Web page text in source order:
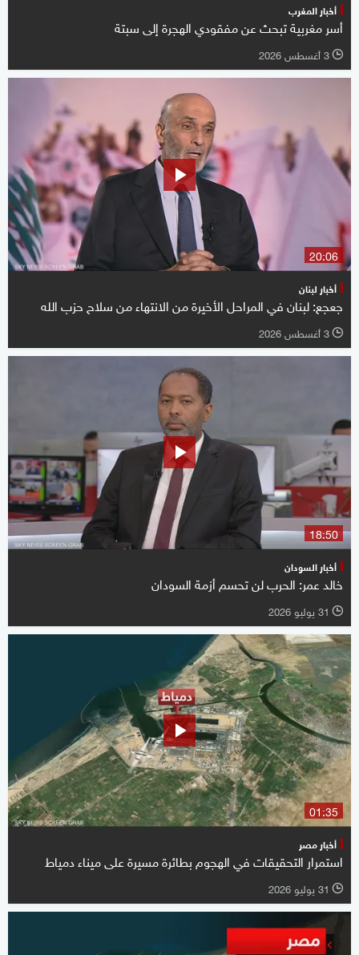
أخبار المغرب
أسر مغربية تبحث عن مفقودي الهجرة إلى سبتة
l 3 أغسطس 2026
20:06
أخبار لبنان
جعجع: لبنان في المراحل الأخيرة من الانتهاء من سلاح حزب الله
l 3 أغسطس 2026
18:50
أخبار السودان
خالد عمر: الحرب لن تحسم أزمة السودان
l 31 يوليو 2026
01:35
أخبار مصر
استمرار التحقيقات في الهجوم بطائرة مسيرة على ميناء دمياط
l 31 يوليو 2026